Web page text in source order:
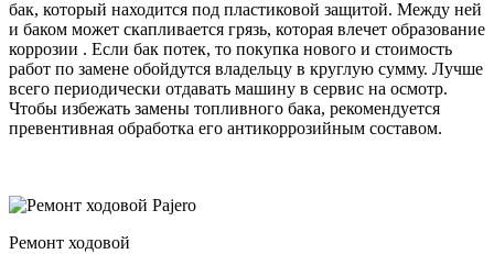
бак, который находится под пластиковой защитой. Между ней
и баком может скапливается грязь, которая влечет образование
коррозии . Если бак потек, то покупка нового и стоимость
работ по замене обойдутся владельцу в круглую сумму. Лучше
всего периодически отдавать машину в сервис на осмотр.
Чтобы избежать замены топливного бака, рекомендуется
превентивная обработка его антикоррозийным составом.
Ремонт ходовой